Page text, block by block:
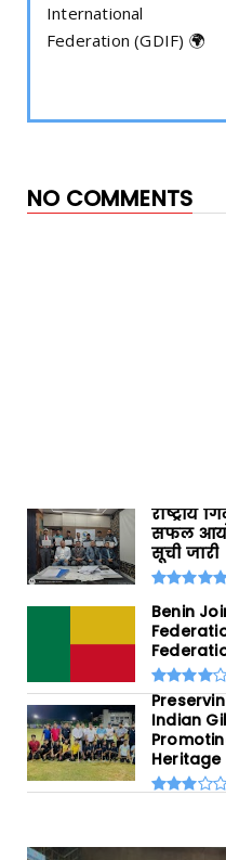
International
Federation (GDIF) 🌍
NO COMMENTS
राष्ट्रीय
सफल
सूची जारी
Benin
Indian
Heritage